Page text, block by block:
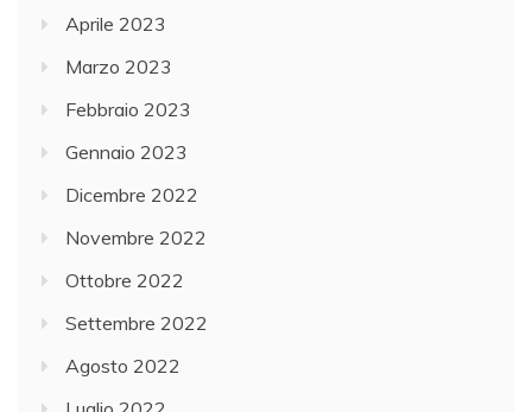
Aprile 2023
Marzo 2023
Febbraio 2023
Gennaio 2023
Dicembre 2022
Novembre 2022
Ottobre 2022
Settembre 2022
Agosto 2022